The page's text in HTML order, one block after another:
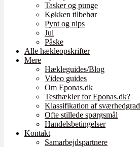
Tasker og punge
Køkken tilbehør
Pynt og nips
Jul
Påske
Alle hækleopskrifter
Mere
Hækleguides/Blog
Video guides
Om Eponas.dk
Testhækler for Eponas.dk?
Klassifikation af sværhedgrad
Ofte stillede spørgsmål
Handelsbetingelser
Kontakt
Samarbejdspartnere